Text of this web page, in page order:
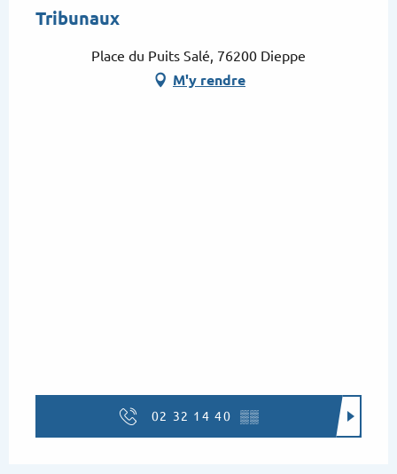
Tribunaux
Place du Puits Salé, 76200 Dieppe
M'y rendre
02 32 14 40 ▒▒